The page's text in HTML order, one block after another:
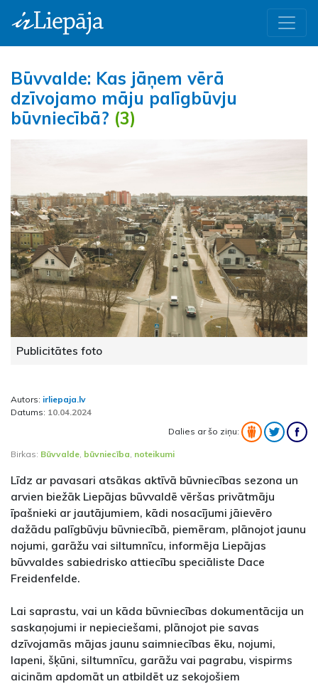
Būvvalde: Kas jāņem vērā
dzīvojamo māju palīgbūvju
būvniecībā? (3)
Publicitātes foto
Autors: irliepaja.lv
Datums: 10.04.2024
Dalies ar šo ziņu:
Birkas: Būvvalde būvniecība noteikumi
Līdz ar pavasari atsākas aktīvā būvniecības sezona un
arvien biežāk Liepājas būvvaldē vēršas privātmāju
īpašnieki ar jautājumiem, kādi nosacījumi jāievēro
dažādu palīgbūvju būvniecībā, piemēram, plānojot jaunu
nojumi, garāžu vai siltumnīcu, informēja Liepājas
būvvaldes sabiedrisko attiecību speciāliste Dace
Freidenfelde.
Lai saprastu, vai un kāda būvniecības dokumentācija un
saskaņojumi ir nepieciešami, plānojot pie savas
dzīvojamās mājas jaunu saimniecības ēku, nojumi,
lapeni, šķūni, siltumnīcu, garāžu vai pagrabu, vispirms
aicinām apdomāt un atbildēt uz sekojošiem